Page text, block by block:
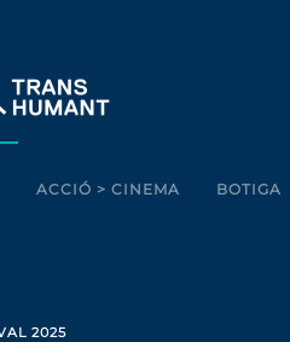
ACCIÓ > CINEMA BOTIGA
2025